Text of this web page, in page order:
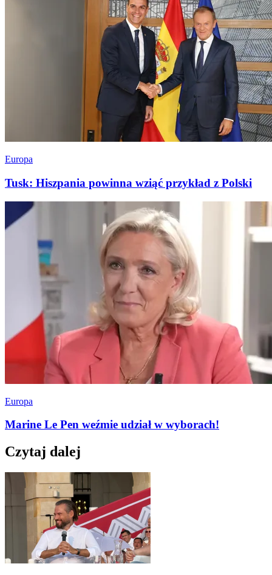
Europa
Tusk: Hiszpania powinna wziąć przykład z Polski
Europa
Marine Le Pen weźmie udział w wyborach!
Czytaj dalej